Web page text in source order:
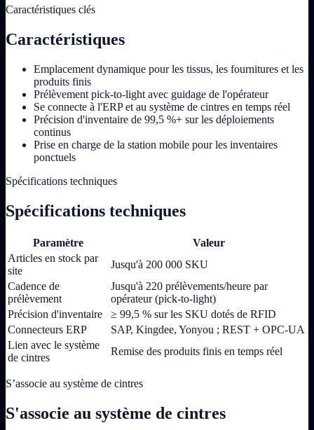
Caractéristiques clés
Caractéristiques
Emplacement dynamique pour les tissus, les fournitures et les
produits finis
Prélèvement pick-to-light avec guidage de l'opérateur
Se connecte à l'ERP et au système de cintres en temps réel
Précision d'inventaire de 99,5 %+ sur les déploiements
continus
Prise en charge de la station mobile pour les inventaires
ponctuels
Spécifications techniques
Spécifications techniques
Paramètre
Valeur
Articles en stock par
site
Jusqu'à 200 000 SKU
Cadence de
prélèvement
Jusqu'à 220 prélèvements/heure par
opérateur (pick-to-light)
Précision d'inventaire
≥ 99,5 % sur les SKU dotés de RFID
Connecteurs ERP
SAP, Kingdee, Yonyou ; REST + OPC-UA
Lien avec le système
de cintres
Remise des produits finis en temps réel
S’associe au système de cintres
S'associe au système de cintres